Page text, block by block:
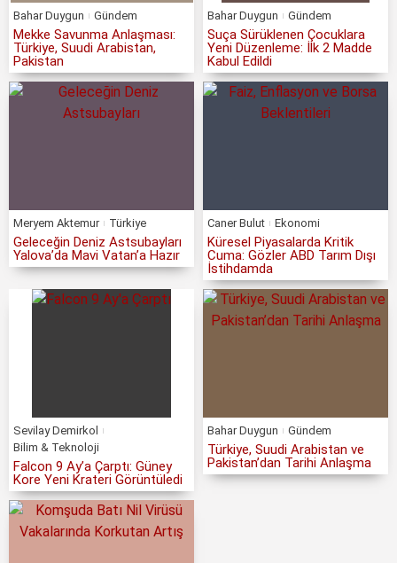
Bahar Duygun Gündem
Mekke Savunma Anlaşması:
Türkiye, Suudi Arabistan,
Pakistan
Bahar Duygun Gündem
Suça Sürüklenen Çocuklara
Yeni Düzenleme: İlk 2 Madde
Kabul Edildi
Meryem Aktemur Türkiye
Geleceğin Deniz Astsubayları
Yalova’da Mavi Vatan’a Hazır
Caner Bulut Ekonomi
Küresel Piyasalarda Kritik
Cuma: Gözler ABD Tarım Dışı
İstihdamda
Sevilay Demirkol
Bilim & Teknoloji
Falcon 9 Ay’a Çarptı: Güney
Kore Yeni Krateri Görüntüledi
Bahar Duygun Gündem
Türkiye, Suudi Arabistan ve
Pakistan’dan Tarihi Anlaşma